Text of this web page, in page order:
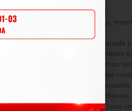
DA PERDA DE GARANTIA
Decorre a perda de garantia,
3.1 Incompatibilidade ocasionada
instalados junto com os produtos da
3.2 Defeito proveniente de mau
realizado pelo cliente fora das
que evidenciam danos
como: queima, quedas,
3.3 Para produtos elétricos caso